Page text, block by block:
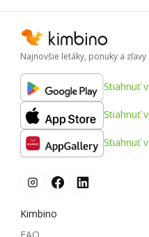
Najnovšie letáky, ponuky a zľavy
Stiahnuť v
Stiahnuť v
Stiahnuť v
Kimbino